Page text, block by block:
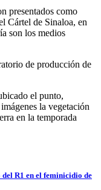
presentados como
Cártel de Sinaloa, en
son los medios
de producción de
el punto,
la vegetación
en la temporada
R1 en el feminicidio de